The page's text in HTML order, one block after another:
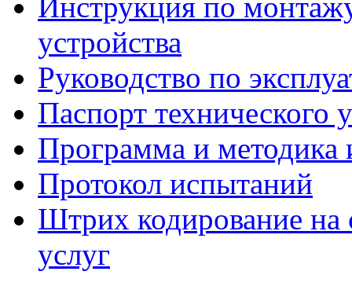
устройства
Руководство по
Паспорт технического
Программа и методика
Протокол испытаний
Штрих кодирование на
услуг